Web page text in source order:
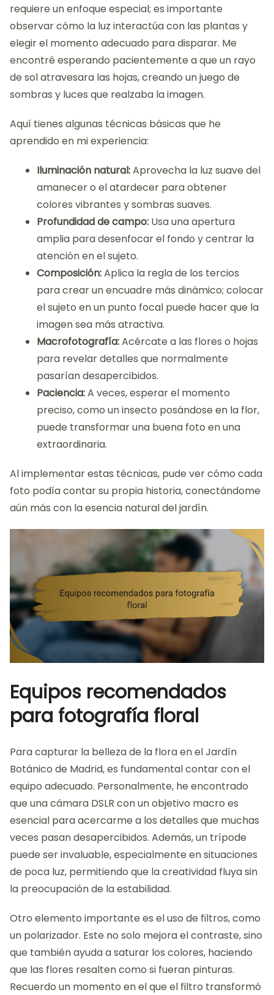
requiere un enfoque especial; es importante
observar cómo la luz interactúa con las plantas y
elegir el momento adecuado para disparar. Me
encontré esperando pacientemente a que un rayo
de sol atravesara las hojas, creando un juego de
sombras y luces que realzaba la imagen.
Aquí tienes algunas técnicas básicas que he
aprendido en mi experiencia:
Iluminación natural:Aprovecha la luz suave del
amanecer o el atardecer para obtener
colores vibrantes y sombras suaves.
Profundidad de campo: Usa una apertura
amplia para desenfocar el fondo y centrar la
atención en el sujeto.
Composición:Aplica la regla de los tercios
para crear un encuadre más dinámico; colocar
el sujeto en un punto focal puede hacer que la
imagen sea más atractiva.
Macrofotografía:Acércate a las flores o hojas
para revelar detalles que normalmente
pasarían desapercibidos.
Paciencia:A veces, esperar el momento
preciso, como un insecto posándose en la flor,
puede transformar una buena foto en una
extraordinaria.
Al implementar estas técnicas, pude ver cómo cada
foto podía contar su propia historia, conectándome
aún más con la esencia natural del jardín.
Equipos recomendados
para fotografía floral
Para capturar la belleza de la flora en el Jardín
Botánico de Madrid, es fundamental contar con el
equipo adecuado. Personalmente, he encontrado
que una cámara DSLR con un objetivo macro es
esencial para acercarme a los detalles que muchas
veces pasan desapercibidos. Además, un trípode
puede ser invaluable, especialmente en situaciones
de poca luz, permitiendo que la creatividad fluya sin
la preocupación de la estabilidad.
Otro elemento importante es el uso de filtros, como
un polarizador. Este no solo mejora el contraste, sino
que también ayuda a saturar los colores, haciendo
que las flores resalten como si fueran pinturas.
Recuerdo un momento en el que el filtro transformó